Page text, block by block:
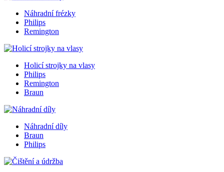
Náhradní frézky
Philips
Remington
Holicí strojky na vlasy
Philips
Remington
Braun
Náhradní díly
Braun
Philips